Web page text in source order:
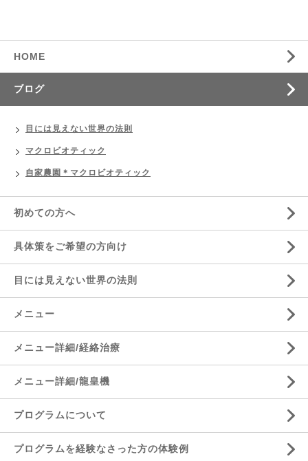
HOME
ブログ
目には見えない世界の法則
マクロビオティック
自家農園＊マクロビオティック
初めての方へ
具体策をご希望の方向け
目には見えない世界の法則
メニュー
メニュー詳細/経絡治療
メニュー詳細/龍皇機
プログラムについて
プログラムを経験なさった方の体験例